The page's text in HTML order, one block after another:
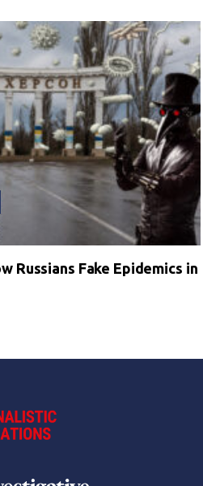
Russians Fake Epidemics in